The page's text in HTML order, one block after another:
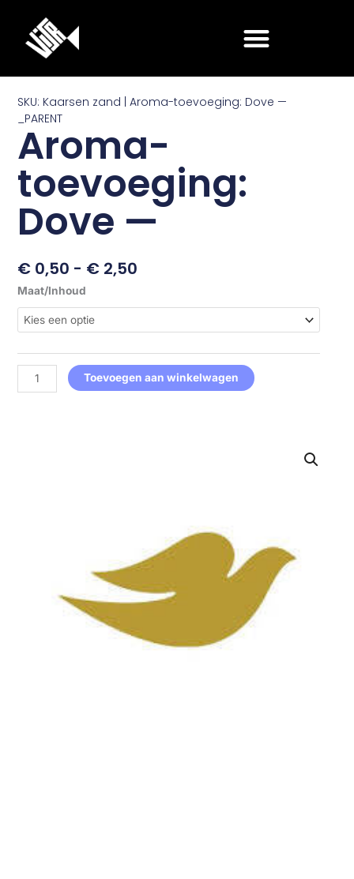
SKU: Kaarsen zand | Aroma-toevoeging: Dove —
_PARENT
Aroma-
toevoeging:
Dove —
€ 0,50 - € 2,50
Tot
Maat/Inhoud
Aroma-
toevoeging:
Dove
aantal
Toevoegen aan winkelwagen